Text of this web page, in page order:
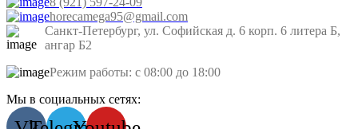
horecamega95@gmail.com
Санкт-Петербург, ул. Софийская д. 6 корп. 6 литера Б,
ангар Б2
Режим работы: с 08:00 до 18:00
Мы в социальных сетях: